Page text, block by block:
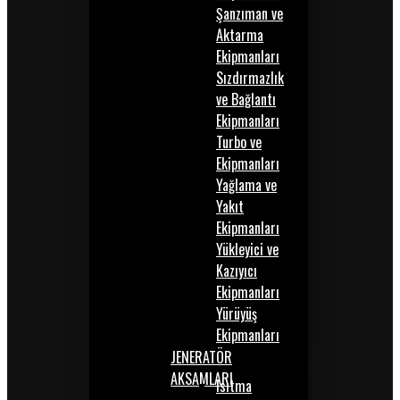
Şanzıman ve
Aktarma
Ekipmanları
Sızdırmazlık
ve Bağlantı
Ekipmanları
Turbo ve
Ekipmanları
Yağlama ve
Yakıt
Ekipmanları
Yükleyici ve
Kazıyıcı
Ekipmanları
Yürüyüş
Ekipmanları
JENERATÖR
AKSAMLARIIsıtma